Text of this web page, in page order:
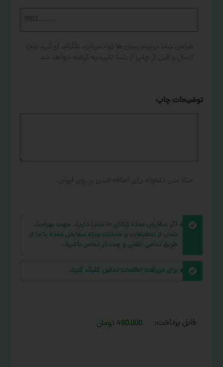
توضیحات چاپ
اگر سفارش عمده (بالای ۱۰ عدد) دارید، جهت بهره‌مند
شدن از تخفیفات و خدمات ویژه سفارش عمده با ما از
طریق تماس تلفنی و چت در تماس باشید.
برای دریافت اطلاعات تماس کلیک کنید.
قابل پرداخت: 490,000 تومان